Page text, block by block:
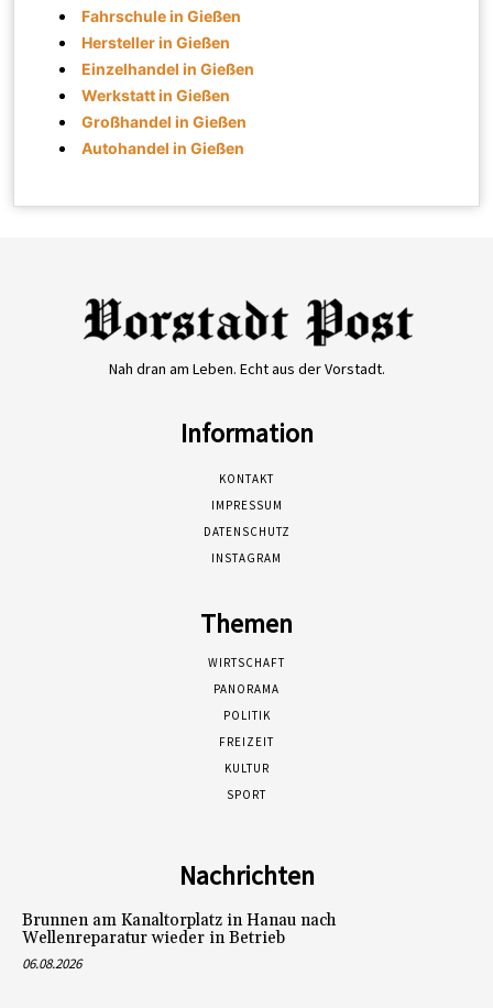
Fahrschule in Gießen
Hersteller in Gießen
Einzelhandel in Gießen
Werkstatt in Gießen
Großhandel in Gießen
Autohandel in Gießen
Nah dran am Leben. Echt aus der Vorstadt.
Information
KONTAKT
IMPRESSUM
DATENSCHUTZ
INSTAGRAM
Themen
WIRTSCHAFT
PANORAMA
POLITIK
FREIZEIT
KULTUR
SPORT
Nachrichten
Brunnen am Kanaltorplatz in Hanau nach
Wellenreparatur wieder in Betrieb
06.08.2026